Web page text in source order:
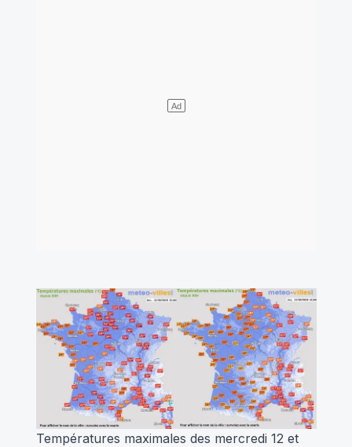
Températures maximales des mercredi 12 et